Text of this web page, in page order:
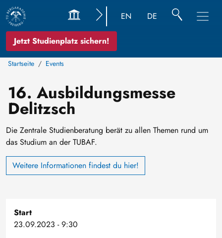
Jetzt Studienplatz sichern!
EN DE
Startseite Events
16. Ausbildungsmesse
Delitzsch
Die Zentrale Studienberatung berät zu allen Themen rund um
das Studium an der TUBAF.
Weitere Informationen findest du hier!
Start
23.09.2023 - 9:30